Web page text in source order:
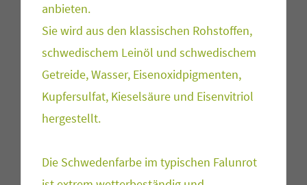
anbieten.
Sie wird aus den klassischen Rohstoffen,
schwedischem Leinöl und schwedischem
Getreide, Wasser, Eisenoxidpigmenten,
Kupfersulfat, Kieselsäure und Eisenvitriol
hergestellt.
Die Schwedenfarbe im typischen Falunrot